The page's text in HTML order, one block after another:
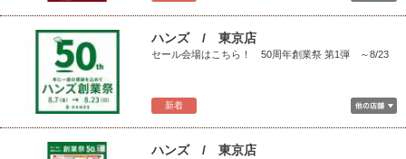
新着
ハンズ / 東京店
セール会場はこちら！ 50周年創業祭 第1弾 ～8/23
ハンズ / 東京店